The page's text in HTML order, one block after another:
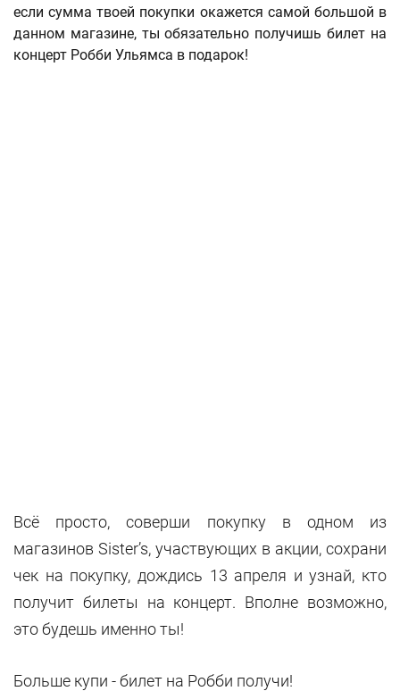
если сумма твоей покупки окажется самой большой в
данном магазине, ты обязательно получишь билет на
концерт Робби Ульямса в подарок!
Всё просто, соверши покупку в одном из
магазинов Sister’s, участвующих в акции, сохрани
чек на покупку, дождись 13 апреля и узнай, кто
получит билеты на концерт. Вполне возможно,
это будешь именно ты!
Больше купи - билет на Робби получи!